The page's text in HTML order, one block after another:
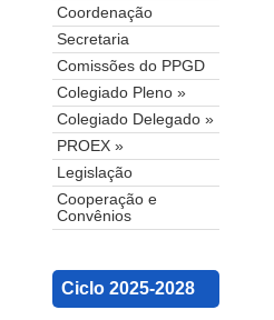
Coordenação
Secretaria
Comissões do PPGD
Colegiado Pleno »
Colegiado Delegado »
PROEX »
Legislação
Cooperação e
Convênios
Ciclo 2025-2028